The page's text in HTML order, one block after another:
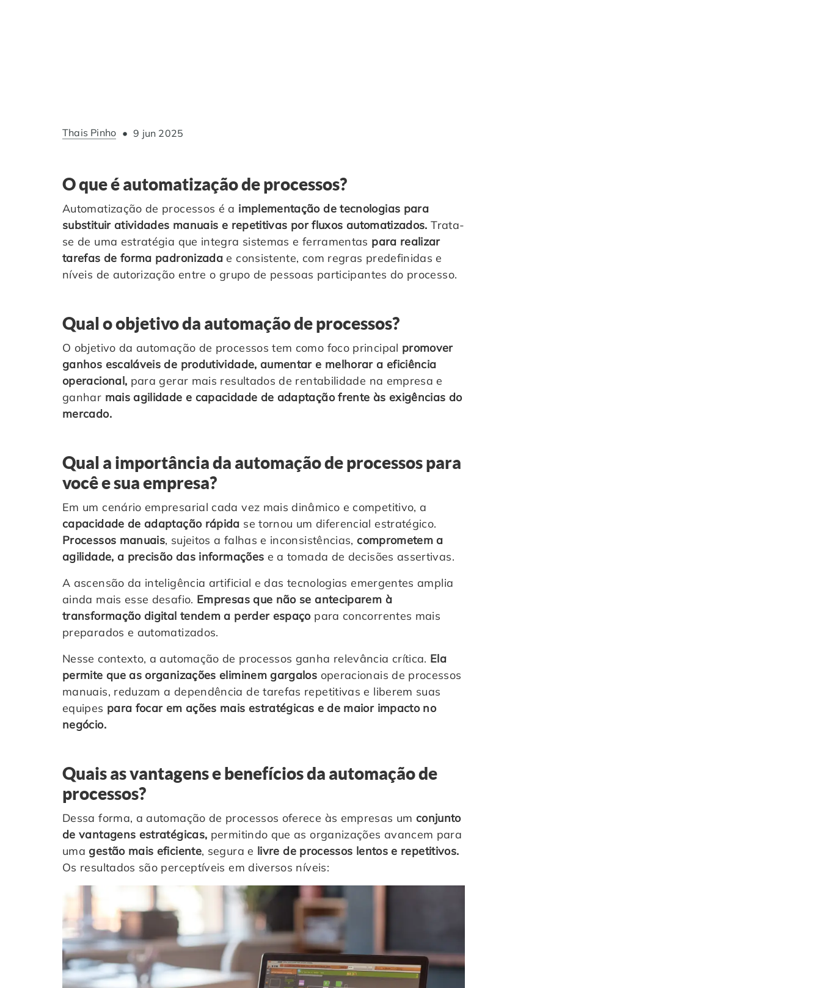
Thais Pinho • 9 jun 2025
O que é automatização de processos?
Automatização de processos é a implementação de tecnologias para
substituir atividades manuais e repetitivas por fluxos automatizados. Trata-
se de uma estratégia que integra sistemas e ferramentas para realizar
tarefas de forma padronizada e consistente, com regras predefinidas e
níveis de autorização entre o grupo de pessoas participantes do processo.
Qual o objetivo da automação de processos?
O objetivo da automação de processos tem como foco principal promover
ganhos escaláveis de produtividade, aumentar e melhorar a eficiência
operacional, para gerar mais resultados de rentabilidade na empresa e
ganhar mais agilidade e capacidade de adaptação frente às exigências do
mercado.
Qual a importância da automação de processos para
você e sua empresa?
Em um cenário empresarial cada vez mais dinâmico e competitivo, a
capacidade de adaptação rápida se tornou um diferencial estratégico.
Processos manuais, sujeitos a falhas e inconsistências, comprometem a
agilidade, a precisão das informações e a tomada de decisões assertivas.
A ascensão da inteligência artificial e das tecnologias emergentes amplia
ainda mais esse desafio. Empresas que não se anteciparem à
transformação digital tendem a perder espaçopara concorrentes mais
preparados e automatizados.
Nesse contexto, a automação de processos ganha relevância crítica. Ela
permite que as organizações eliminem gargalos operacionais de processos
manuais, reduzam a dependência de tarefas repetitivas e liberem suas
equipes para focar em ações mais estratégicas e de maior impacto no
negócio.
Quais as vantagens e benefícios da automação de
processos?
Dessa forma, a automação de processos oferece às empresas um conjunto
de vantagens estratégicas, permitindo que as organizações avancem para
uma gestão mais eficiente, segura e livre de processos lentos e repetitivos.
Os resultados são perceptíveis em diversos níveis: